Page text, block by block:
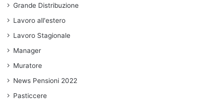
Grande Distribuzione
Lavoro all'estero
Lavoro Stagionale
Manager
Muratore
News Pensioni 2022
Pasticcere